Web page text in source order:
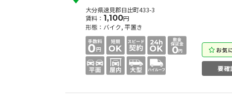
大分県速見郡日出町433-3
賃料： 1,100円
形態：バイク, 平置き
お気
要確